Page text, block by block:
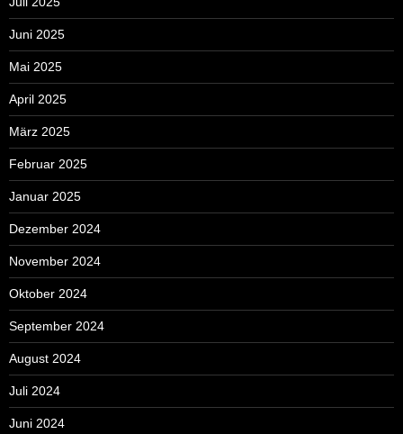
Juni 2025
Mai 2025
April 2025
März 2025
Februar 2025
Januar 2025
Dezember 2024
November 2024
Oktober 2024
September 2024
August 2024
Juli 2024
Juni 2024